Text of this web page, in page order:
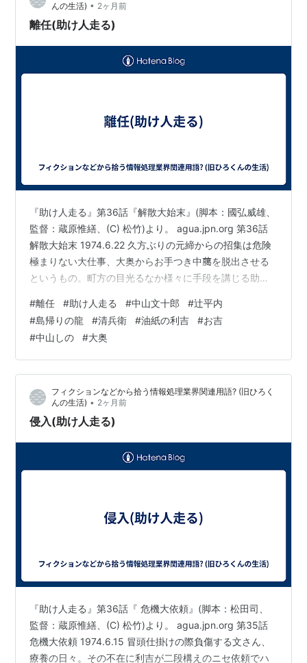
んの生活) • 2ヶ月前
離任(助け人走る)
『助け人走る』第36話『解散大始末』(脚本：國弘威雄、
監督：蔵原惟繕、(C) 松竹)より。 agua.jpn.org 第36話
解散大始末 1974.6.22 久方ぶりの元締からの招集は危険
極まりない大仕事、大奥からお手つき中﨟を脱出させる
というもの。町方の目光るなか様々に手段を講じる助け
お中﨟も里へと息をつくも束の間、お手つきの女人は落
飾のうえ比丘尼屋敷とも称される女の地獄・桜田御用屋
敷へ籠められてしまうのだった。 ロケ地、利吉が招集を
ツナぐしのの茶店、今宮神社高倉下。手段を協議のチー
ム、お城イメージに彦根城天秤櫓と天守。今夜もと上様
の伽を申…
#離任 #助け人走る #中山文十郎 #辻平内
#島帰りの龍 #清兵衛 #油紙の利吉 #お吉
#中山しの #大奥
フィクションなどから拾う情報処理業界関連用語? (旧ひろく
んの生活) • 2ヶ月前
侵入(助け人走る)
『助け人走る』第36話『 危機大依頼』(脚本：松田司、
監督：蔵原惟繕、(C) 松竹)より。 agua.jpn.org 第35話
危機大依頼 1974.6.15 冒頭仕掛けの際負傷する文さん、
療養の日々。その不在に利吉が二段構えのニセ依頼でハ